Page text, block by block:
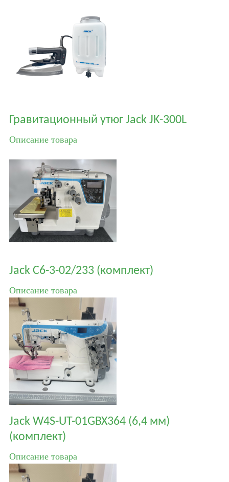
Гравитационный утюг Jack JK-300L
Описание товара
Jack С6-3-02/233 (комплект)
Описание товара
Jack W4S-UT-01GBX364 (6,4 мм)
(комплект)
Описание товара